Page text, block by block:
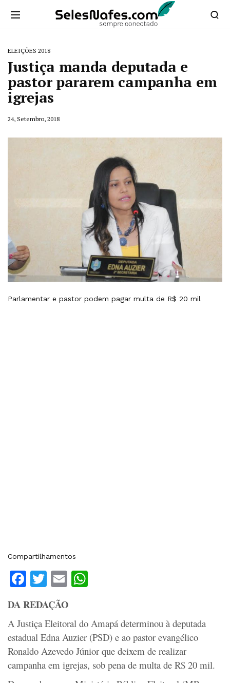
ELEIÇÕES 2018
Justiça manda deputada e
pastor pararem campanha em
igrejas
24, Setembro, 2018
Parlamentar e pastor podem pagar multa de R$ 20 mil
Compartilhamentos
Facebook
Twitter
Email
DA REDAÇÃO
A Justiça Eleitoral do Amapá determinou à deputada
estadual Edna Auzier (PSD) e ao pastor evangélico
Ronaldo Azevedo Júnior que deixem de realizar
campanha em igrejas, sob pena de multa de R$ 20 mil.